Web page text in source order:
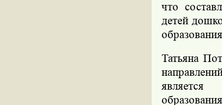
что
детей
Татьяна
является